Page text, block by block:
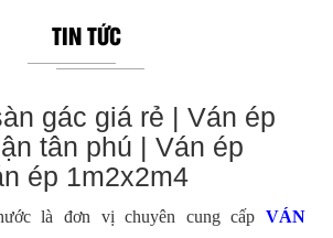
TIN TỨC
gác giá rẻ | Ván ép
tân phú | Ván ép
ép 1m2x2m4
là đơn vị chuyên cung cấp VÁN